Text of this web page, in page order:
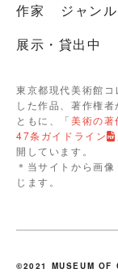
作家 ジャンル
展示・貸出中
東京都現代美術館
した作品、著作権
ともに、「美術の著
47条ガイドライン
開しています。
＊当サイトから画
じます。
©2021 MUSEUM OF